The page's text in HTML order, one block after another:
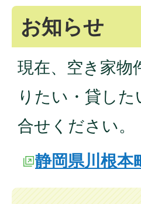
お知らせ
現在、空き家物
りたい・貸し
合せください。
静岡県川根本